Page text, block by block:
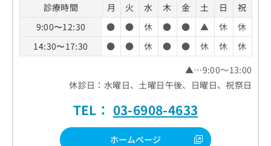
診療時間 月 火 水 木 金 土 日
祝
9:00〜12:30
● ● 休 ● ● ▲ 休
休
14:30〜17:30
● ● 休 ● ● 休 休
休
▲…9:00～13:00
休診日：水曜日、土曜日午後、日曜日、祝祭日
TEL： 03-6908-4633
ホームページ